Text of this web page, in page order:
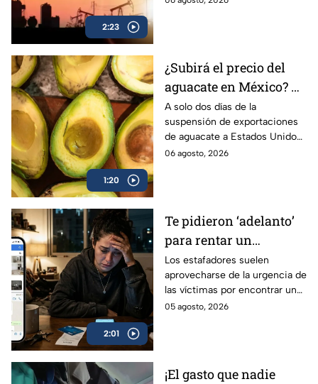
2:23
1:20
¿Subirá el precio del
aguacate en México? El
impacto tras el frenar
los envíos a Estados
Unidos
A solo dos días de la
suspensión de exportaciones
de aguacate a Estados Unidos,
se han acumulado más de 300
06 agosto, 2026
2:01
Te pidieron ‘adelanto’
para rentar un
departamento en
CDMX? Así roban tu
dinero con las falsas
rentas en redes
Los estafadores suelen
aprovecharse de la urgencia de
las víctimas por encontrar una
nueva casa o departamento
05 agosto, 2026
¡El gasto que nadie